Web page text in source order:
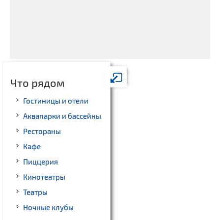
Что рядом
Гостиницы и отели
Аквапарки и бассейны
Рестораны
Кафе
Пиццерия
Кинотеатры
Театры
Ночные клубы